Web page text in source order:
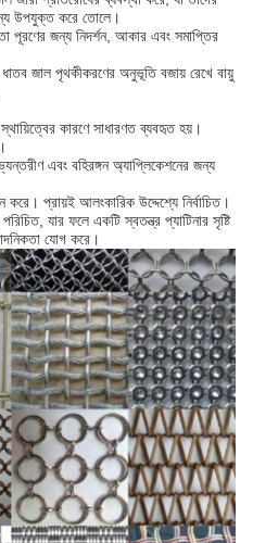
উপযুক্ত করে তোলে।
পূরণের জন্য নিদর্শন, আকার এবং সমাপ্তির
জাল পৃথকীকরণের অনুভূতি বজায় রেখে বায়ু
কারণে সাধারণত ব্যবহৃত হয়।
এবং বহিরঙ্গন অ্যাপ্লিকেশনের জন্য
প্রায়ই আলংকারিক উদ্দেশ্যে নির্বাচিত।
যার ফলে একটি স্বতন্ত্র প্যাটিনার সৃষ্টি
যোগ করে।